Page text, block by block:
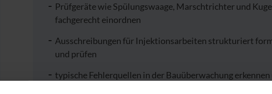
Prüfgeräte wie Spülungswaage, Marschtrichter und
fachgerecht einordnen
Ausschreibungen für Injektionsarbeiten strukturiert
und prüfen
typische Fehlerquellen in der Bauüberwachung erkennen